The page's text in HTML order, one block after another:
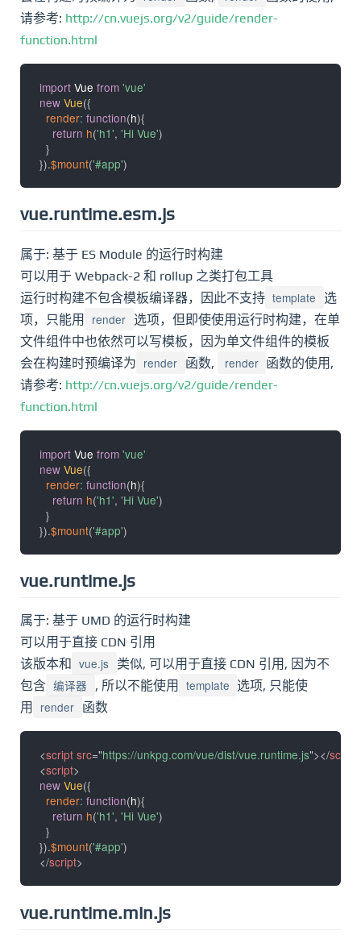
请参考: http://cn.vuejs.org/v2/guide/render-
function.html
import Vue from 'vue'
new Vue({
render: function(h){
return h('h1', 'Hi Vue')
}
}).$mount('#app')
vue.runtime.esm.js
属于: 基于 ES Module 的运行时构建
可以用于 Webpack-2 和 rollup 之类打包工具
运行时构建不包含模板编译器，因此不支持 template
选
项，只能用
render 选项，但即使使用运行时构建，在单
文件组件中也依然可以写模板，因为单文件组件的模板
会在构建时预编译为 render 函数, render 函数的使用,
请参考: http://cn.vuejs.org/v2/guide/render-
function.html
import Vue from 'vue'
new Vue({
render: function(h){
return h('h1', 'Hi Vue')
}
}).$mount('#app')
vue.runtime.js
属于: 基于 UMD 的运行时构建
可以用于直接 CDN 引用
该版本和 vue.js 类似, 可以用于直接 CDN 引用, 因为不
包含 编译器 , 所以不能使用 template 选项, 只能使
用
render 函数
<script src="https://unkpg.com/vue/dist/vue.runtime.js"></script
<script>
new Vue({
render: function(h){
return h('h1', 'Hi Vue')
}
}).$mount('#app')
</script>
vue.runtime.min.js